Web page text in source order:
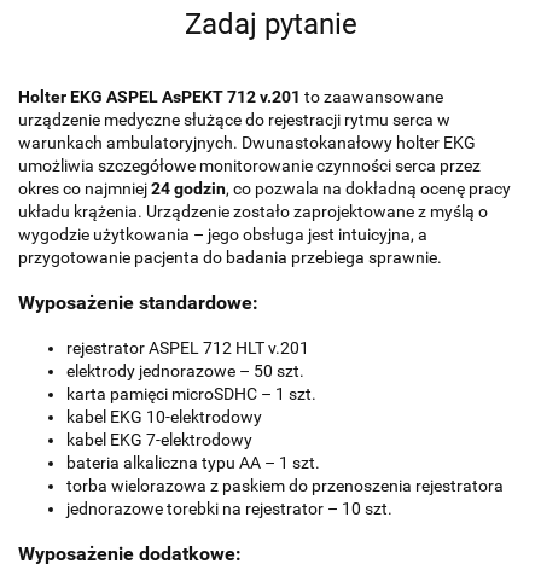
Zadaj pytanie
Holter EKG ASPEL AsPEKT 712 v.201 to zaawansowane
urządzenie medyczne służące do rejestracji rytmu serca w
warunkach ambulatoryjnych. Dwunastokanałowy holter EKG
umożliwia szczegółowe monitorowanie czynności serca przez
okres co najmniej24 godzin, co pozwala na dokładną ocenę pracy
układu krążenia. Urządzenie zostało zaprojektowane z myślą o
wygodzie użytkowania – jego obsługa jest intuicyjna, a
przygotowanie pacjenta do badania przebiega sprawnie.
Wyposażenie standardowe:
rejestrator ASPEL 712 HLT v.201
elektrody jednorazowe – 50 szt.
karta pamięci microSDHC – 1 szt.
kabel EKG 10-elektrodowy
kabel EKG 7-elektrodowy
bateria alkaliczna typu AA – 1 szt.
torba wielorazowa z paskiem do przenoszenia rejestratora
jednorazowe torebki na rejestrator – 10 szt.
Wyposażenie dodatkowe: